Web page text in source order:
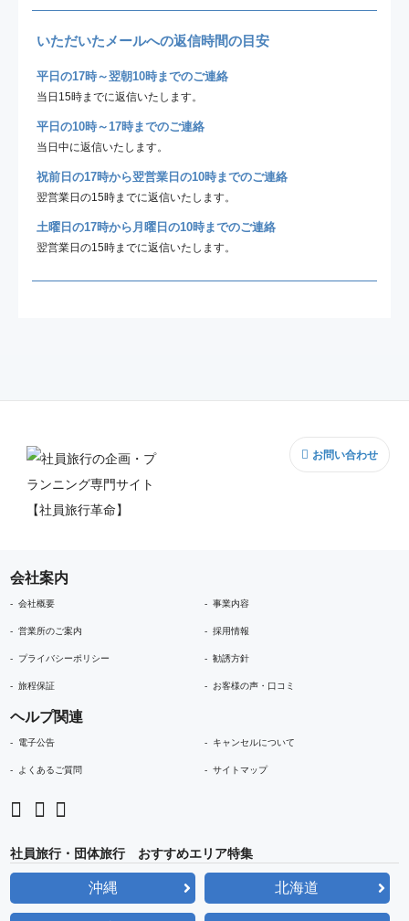
いただいたメールへの返信時間の目安
平日の17時～翌朝10時までのご連絡
当日15時までに返信いたします。
平日の10時～17時までのご連絡
当日中に返信いたします。
祝前日の17時から翌営業日の10時までのご連絡
翌営業日の15時までに返信いたします。
土曜日の17時から月曜日の10時までのご連絡
翌営業日の15時までに返信いたします。
お問い合わせ
会社案内
会社概要 事業内容
営業所のご案内 採用情報
プライバシーポリシー 勧誘方針
旅程保証 お客様の声・口コミ
ヘルプ関連
電子公告 キャンセルについて
よくあるご質問 サイトマップ
社員旅行・団体旅行 おすすめエリア特集
沖縄 北海道